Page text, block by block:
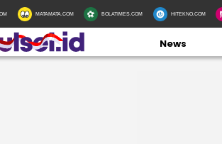
MATAMATA.COM BOLATIMES.COM HITEKNO.COM
News